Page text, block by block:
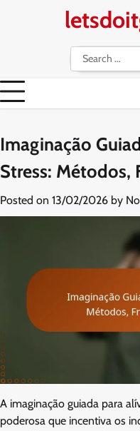
Search
for:
Imaginação
Stress: Métodos,
Posted on 13/02/2026 by
A imaginação guiada para
poderosa que incentiva os